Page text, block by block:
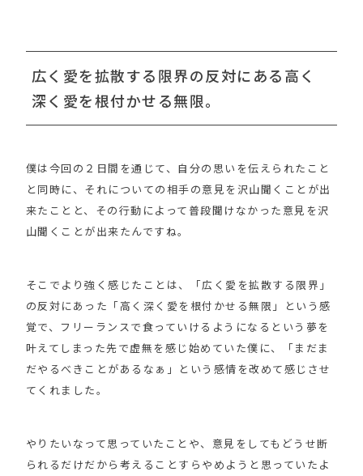
広く愛を拡散する限界の反対にある高く
深く愛を根付かせる無限。
僕は今回の２日間を通じて、自分の思いを伝えられたこと
と同時に、それについての相手の意見を沢山聞くことが出
来たことと、その行動によって普段聞けなかった意見を沢
山聞くことが出来たんですね。
そこでより強く感じたことは、「広く愛を拡散する限界」
の反対にあった「高く深く愛を根付かせる無限」という感
覚で、フリーランスで食っていけるようになるという夢を
叶えてしまった先で虚無を感じ始めていた僕に、「まだま
だやるべきことがあるなぁ」という感情を改めて感じさせ
てくれました。
やりたいなって思っていたことや、意見をしてもどうせ断
られるだけだから考えることすらやめようと思っていたよ